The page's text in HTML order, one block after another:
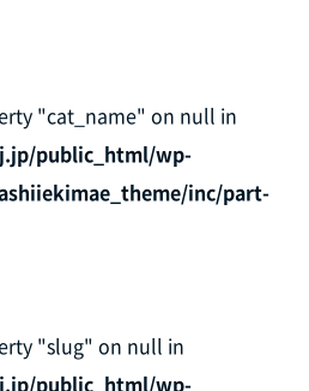
"cat_name" on null in
public_html/wp-
inc/part-
"slug" on null in
public_html/wp-